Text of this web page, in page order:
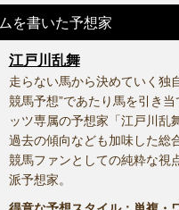
を書いた予想家
江戸川乱舞
走らない馬から決めていく独
競馬予想”であたり馬を引き
ッツ専属の予想家「江戸川乱
過去の傾向なども加味した総
競馬ファンとしての純粋な視
派予想家。